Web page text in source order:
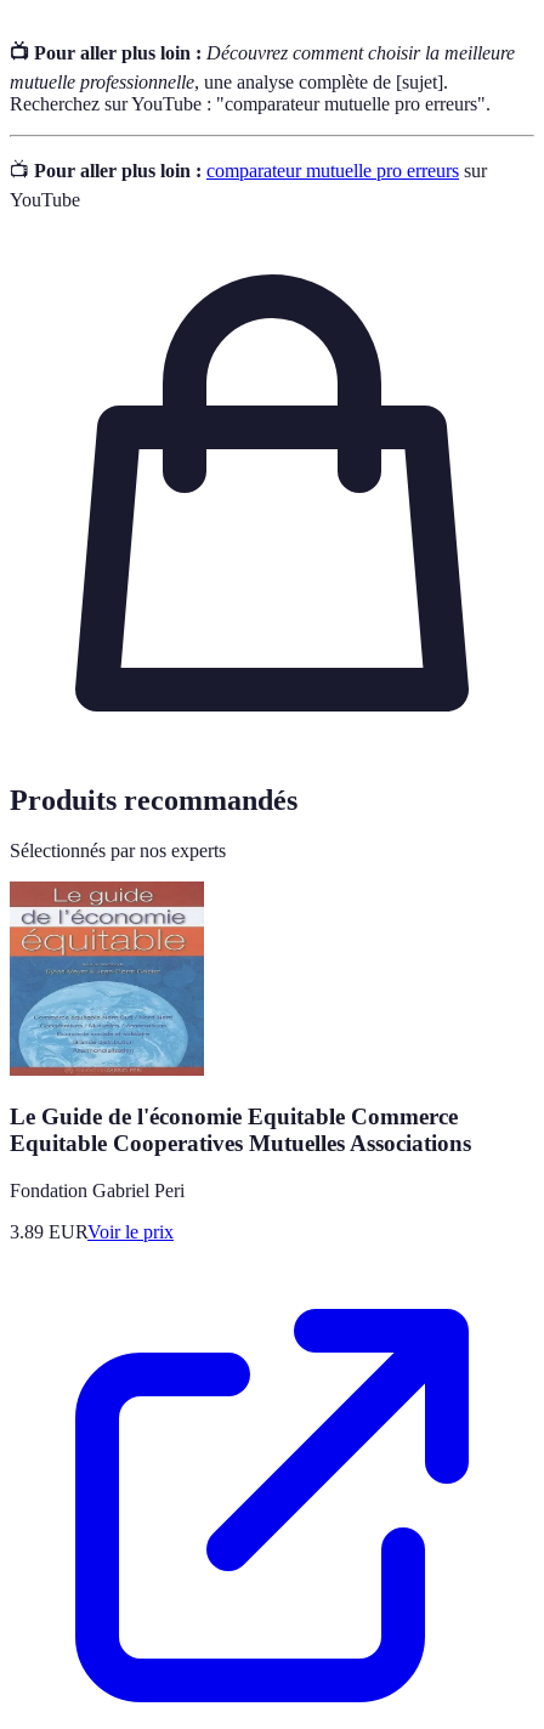
📺 Pour aller plus loin : Découvrez comment choisir la meilleure
mutuelle professionnelle, une analyse complète de [sujet].
Recherchez sur YouTube : "comparateur mutuelle pro erreurs".
📺 Pour aller plus loin : comparateur mutuelle pro erreurs sur
YouTube
Produits recommandés
Sélectionnés par nos experts
Le Guide de l'économie Equitable Commerce
Equitable Cooperatives Mutuelles Associations
Fondation Gabriel Peri
3.89 EURVoir le prix